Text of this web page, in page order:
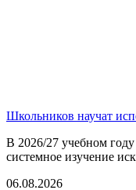
Школьников научат
В 2026/27 учебном
системное изучение
06.08.2026